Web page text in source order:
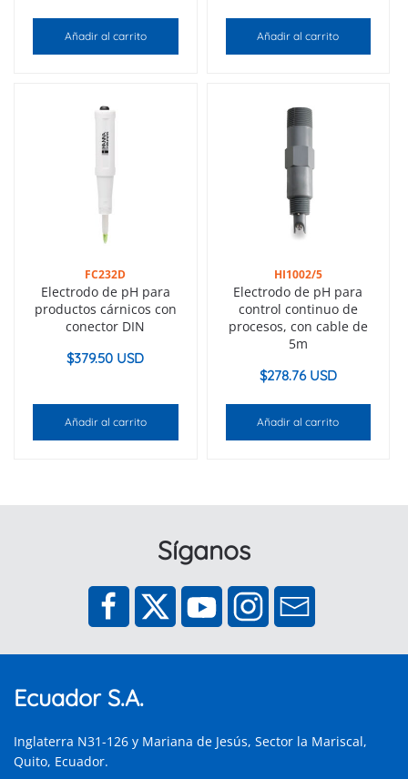
Añadir al carrito Añadir al carrito
FC232D
Electrodo de pH para
productos cárnicos con
conector DIN
$379.50 USD
Añadir al carrito
HI1002/5
Electrodo de pH para
control continuo de
procesos, con cable de
5m
$278.76 USD
Añadir al carrito
Síganos
Ecuador S.A.
Inglaterra N31-126 y Mariana de Jesús, Sector la Mariscal,
Quito, Ecuador.